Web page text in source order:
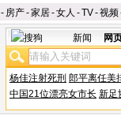
- 房产-家居-女人 -TV-视频
新闻 网
杨佳注射死刑 郎平离任美
中国21位漂亮女市长 新足